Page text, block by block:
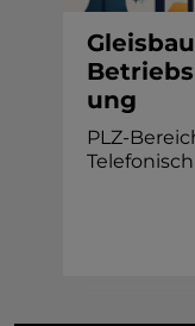
ung
PLZ-